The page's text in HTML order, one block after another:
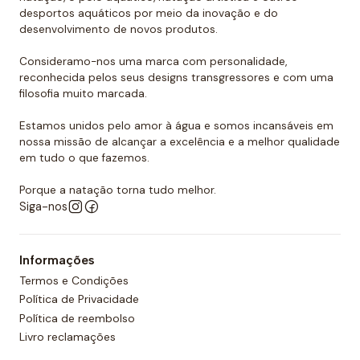
maioria dos tipos de manchas e também não permite
desportos aquáticos por meio da inovação e do
desenvolvimento de novos produtos.
Consideramo-nos uma marca com personalidade,
reconhecida pelos seus designs transgressores e com uma
filosofia muito marcada.
Estamos unidos pelo amor à água e somos incansáveis em
nossa missão de alcançar a excelência e a melhor qualidade
em tudo o que fazemos.
Porque a natação torna tudo melhor.
Siga-nos
Informações
Termos e Condições
Política de Privacidade
Política de reembolso
Livro reclamações